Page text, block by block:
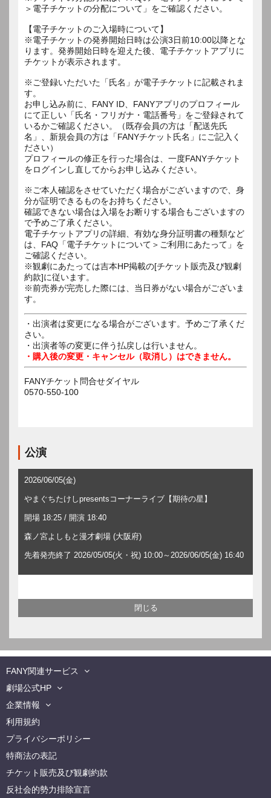
＞電子チケットの分配について」をご確認ください。
【電子チケットのご入場時について】
※電子チケットの発券開始日時は公演3日前10:00以降とな
ります。発券開始日時を迎えた後、電子チケットアプリに
チケットが表示されます。
※ご登録いただいた「氏名」が電子チケットに記載されま
す。
お申し込み前に、FANY ID、FANYアプリのプロフィール
にて正しい「氏名・フリガナ・電話番号」をご登録されて
いるかご確認ください。（既存会員の方は「配送先氏
名」、新規会員の方は「FANYチケット氏名」にご記入く
ださい）
プロフィールの修正を行った場合は、一度FANYチケット
をログインし直してからお申し込みください。
※ご本人確認をさせていただく場合がございますので、身
分が証明できるものをお持ちください。
確認できない場合は入場をお断りする場合もございますの
で予めご了承ください。
電子チケットアプリの詳細、有効な身分証明書の種類など
は、FAQ「電子チケットについて＞ご利用にあたって」を
ご確認ください。
※観劇にあたっては吉本HP掲載の[チケット販売及び観劇
約款]に従います。
※前売券が完売した際には、当日券がない場合がございま
す。
・出演者は変更になる場合がございます。予めご了承くだ
さい。
・出演者等の変更に伴う払戻しは行いません。
・購入後の変更・キャンセル（取消し）はできません。
FANYチケット問合せダイヤル
0570-550-100
公演
2026/06/05(金)
やまぐちたけしpresentsコーナーライブ【期待の星】
開場 18:25 / 開演 18:40
森ノ宮よしもと漫才劇場 (大阪府)
先着発売終了 2026/05/05(火・祝) 10:00～2026/06/05(金) 16:40
FANY関連サービス
劇場公式HP
企業情報
利用規約
プライバシーポリシー
特商法の表記
チケット販売及び観劇約款
反社会的勢力排除宣言